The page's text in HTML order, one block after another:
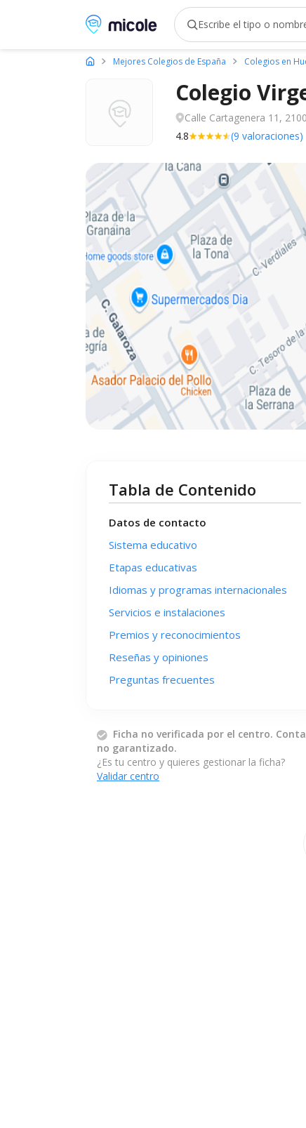
Micole, buscador de colegios
Mejores Colegios de España Colegios en
Colegio
Calle Cartagenera 11,
4.8
(9 valoraciones)
Tabla de Contenido
Datos de contacto
Sistema educativo
Etapas educativas
Idiomas y programas internacionales
Servicios e instalaciones
Premios y reconocimientos
Reseñas y opiniones
Preguntas frecuentes
Ficha no verificada por el centro.
no garantizado.
¿Es tu centro y quieres gestionar la ficha?
Validar centro